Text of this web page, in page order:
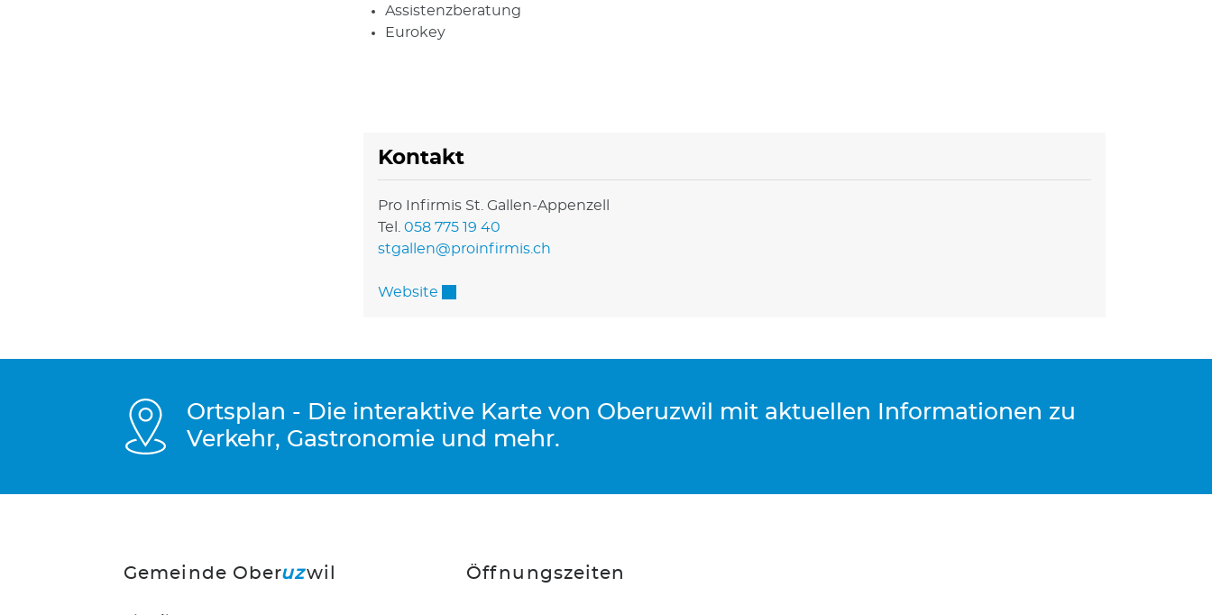
Assistenzberatung
Eurokey
Kontakt
Pro Infirmis St. Gallen-Appenzell
Tel. 058 775 19 40
stgallen@proinfirmis.ch
Website
Ortsplan - Die interaktive Karte von Oberuzwil mit aktuellen Informationen zu
Verkehr, Gastronomie und mehr.
Gemeinde Oberuzwil Öffnungszeiten